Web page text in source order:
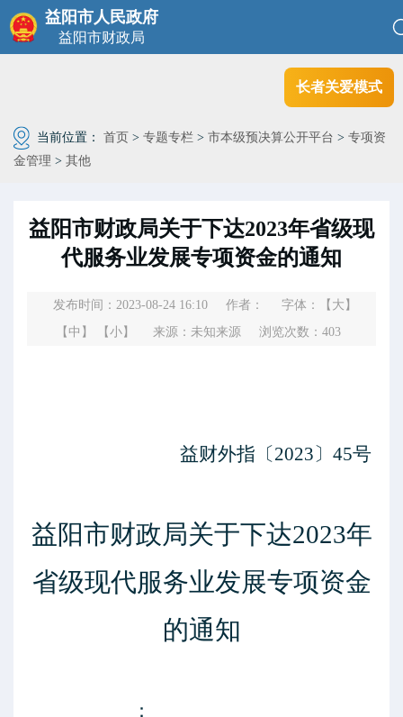
长者关爱模式
益阳市人民政府
益阳市财政局
当前位置： 首页 > 专题专栏 > 市本级预决算公开平台 > 专项资
金管理 > 其他
益阳市财政局关于下达2023年省级现
代服务业发展专项资金的通知
发布时间：2023-08-24 16:10 作者： 字体：
【大】
【中】
【小】 来源：未知来源 浏览次数： 403
益财外指 〔2023〕 45号
益阳市财政局关于下达2023年
省级现代服务业发展专项资金
的通知
：